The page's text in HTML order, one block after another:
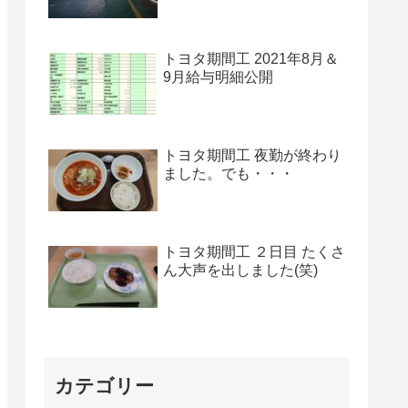
トヨタ期間工 2021年8月＆
9月給与明細公開
トヨタ期間工 夜勤が終わり
ました。でも・・・
トヨタ期間工 ２日目 たくさ
ん大声を出しました(笑)
カテゴリー